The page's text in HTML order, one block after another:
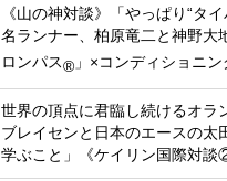
《山の神対談》「やっぱり“タ
名ランナー、柏原竜二と神野大
ロンパス® 」×コンディショニン
世界の頂点に君臨し続けるオラ
ブレイセンと日本のエースの太
学ぶこと」《ケイリン国際対談